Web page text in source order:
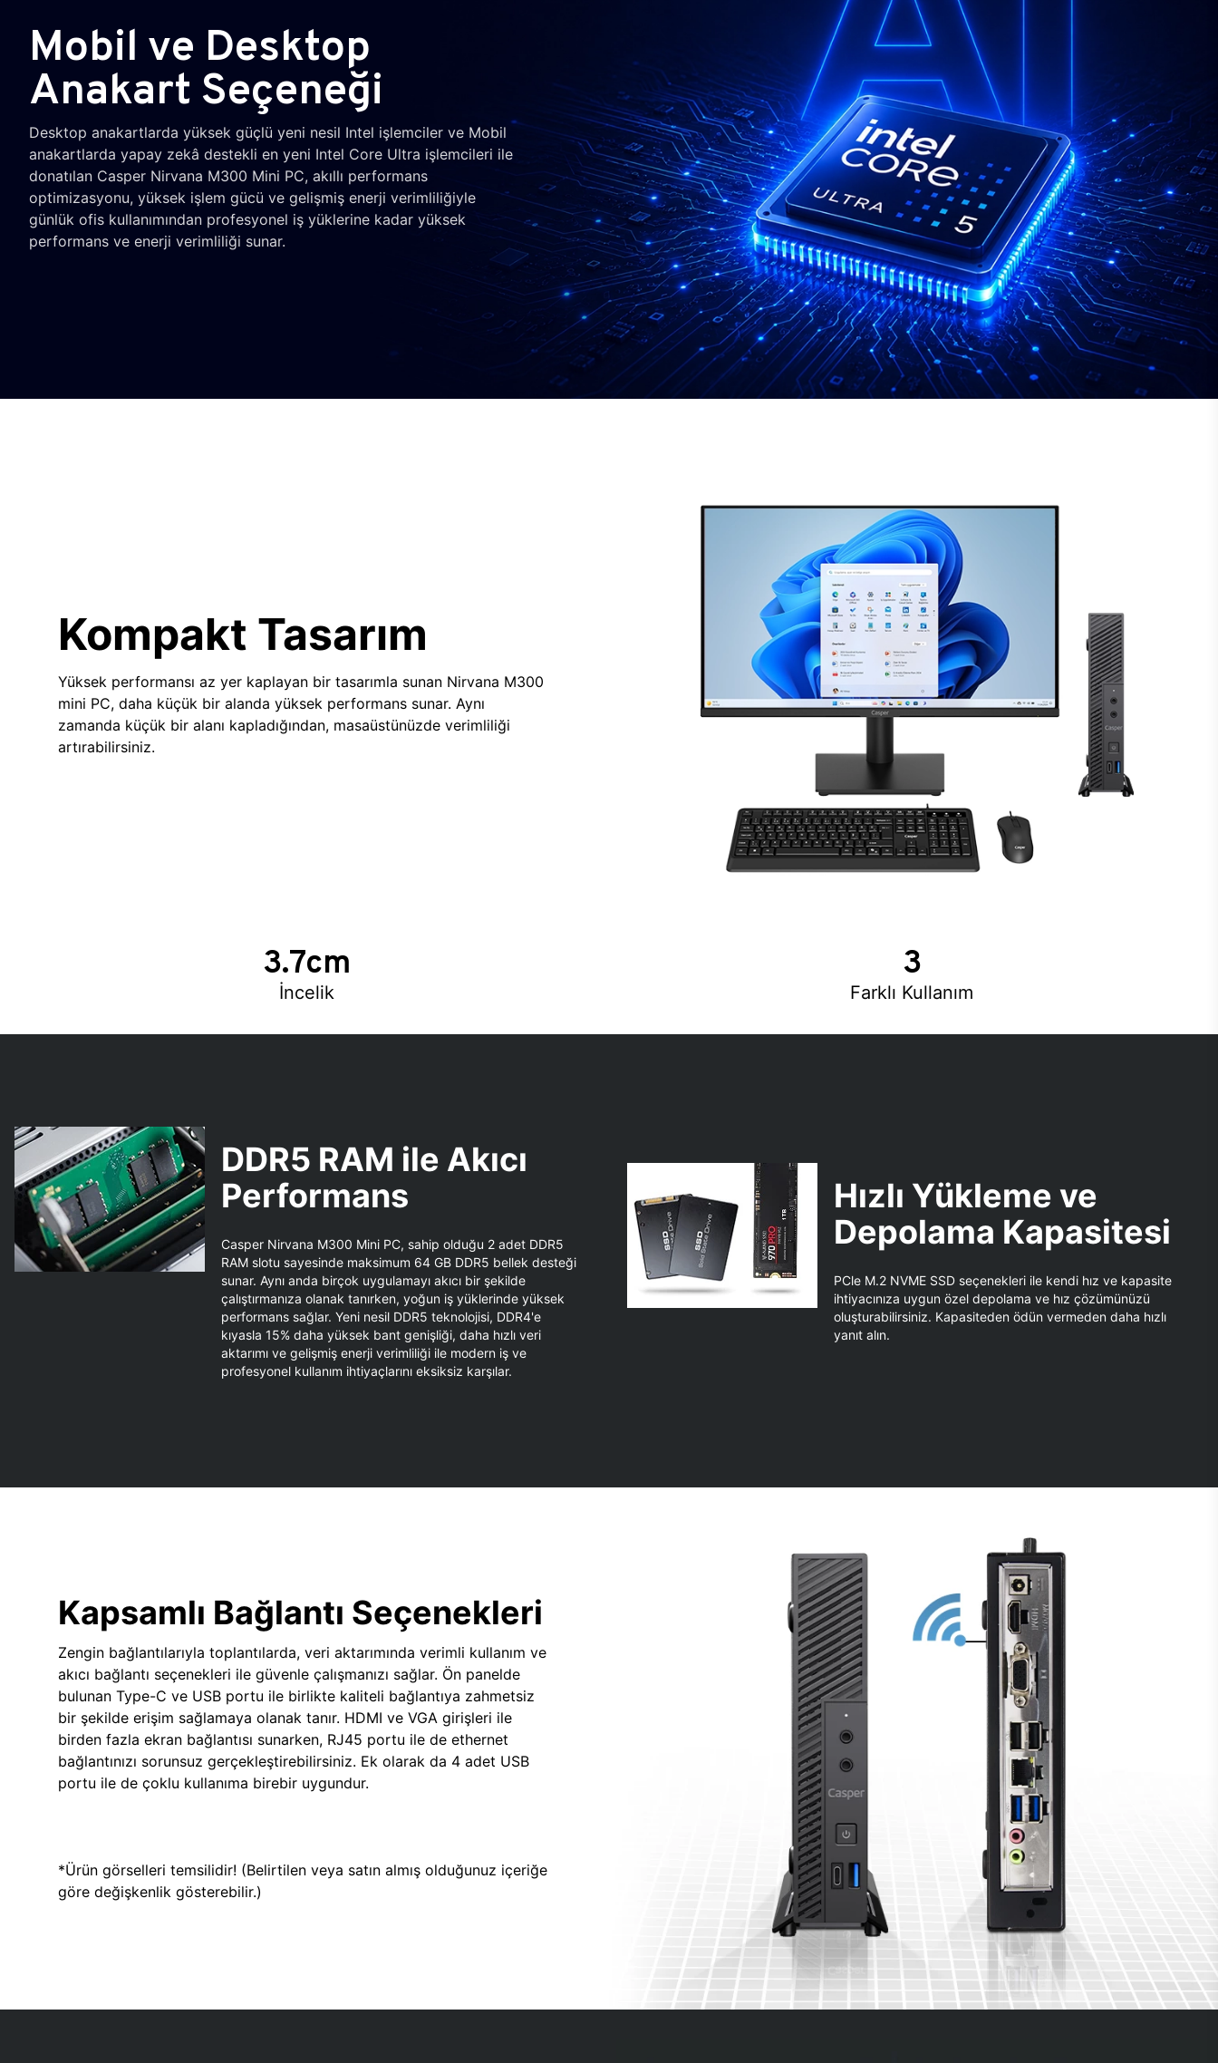
Mobil ve Desktop
Anakart Seçeneği
Desktop anakartlarda yüksek güçlü yeni nesil Intel işlemciler ve Mobil
anakartlarda yapay zekâ destekli en yeni Intel Core Ultra işlemcileri ile
donatılan Casper Nirvana M300 Mini PC, akıllı performans
optimizasyonu, yüksek işlem gücü ve gelişmiş enerji verimliliğiyle
günlük ofis kullanımından profesyonel iş yüklerine kadar yüksek
performans ve enerji verimliliği sunar.
Kompakt Tasarım
Yüksek performansı az yer kaplayan bir tasarımla sunan Nirvana M300
mini PC, daha küçük bir alanda yüksek performans sunar. Aynı
zamanda küçük bir alanı kapladığından, masaüstünüzde verimliliği
artırabilirsiniz.
3.7cm
İncelik
3
Farklı Kullanım
DDR5 RAM ile Akıcı
Performans
Casper Nirvana M300 Mini PC, sahip olduğu 2 adet DDR5
RAM slotu sayesinde maksimum 64 GB DDR5 bellek desteği
sunar. Aynı anda birçok uygulamayı akıcı bir şekilde
çalıştırmanıza olanak tanırken, yoğun iş yüklerinde yüksek
performans sağlar. Yeni nesil DDR5 teknolojisi, DDR4'e
kıyasla 15% daha yüksek bant genişliği, daha hızlı veri
aktarımı ve gelişmiş enerji verimliliği ile modern iş ve
profesyonel kullanım ihtiyaçlarını eksiksiz karşılar.
Hızlı Yükleme ve
Depolama Kapasitesi
PCle M.2 NVME SSD seçenekleri ile kendi hız ve kapasite
ihtiyacınıza uygun özel depolama ve hız çözümünüzü
oluşturabilirsiniz. Kapasiteden ödün vermeden daha hızlı
yanıt alın.
Kapsamlı Bağlantı Seçenekleri
Zengin bağlantılarıyla toplantılarda, veri aktarımında verimli kullanım ve
akıcı bağlantı seçenekleri ile güvenle çalışmanızı sağlar. Ön panelde
bulunan Type-C ve USB portu ile birlikte kaliteli bağlantıya zahmetsiz
bir şekilde erişim sağlamaya olanak tanır. HDMI ve VGA girişleri ile
birden fazla ekran bağlantısı sunarken, RJ45 portu ile de ethernet
bağlantınızı sorunsuz gerçekleştirebilirsiniz. Ek olarak da 4 adet USB
portu ile de çoklu kullanıma birebir uygundur.
*Ürün görselleri temsilidir! (Belirtilen veya satın almış olduğunuz içeriğe
göre değişkenlik gösterebilir.)